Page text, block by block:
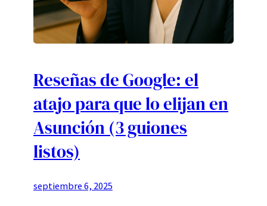
Reseñas de Google: el
atajo para que lo elijan en
Asunción (3 guiones
listos)
septiembre 6, 2025